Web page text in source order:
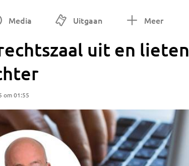
Media Uitgaan Meer
uit en lieten
om 01:55